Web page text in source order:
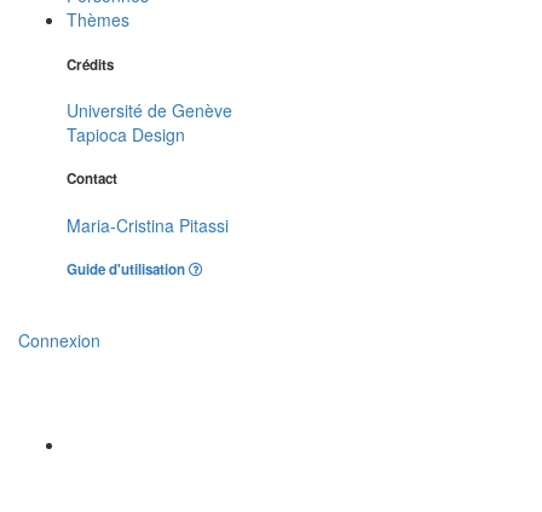
Thèmes
Crédits
Université de Genève
Tapioca Design
Contact
Maria-Cristina Pitassi
Guide d'utilisation
Connexion